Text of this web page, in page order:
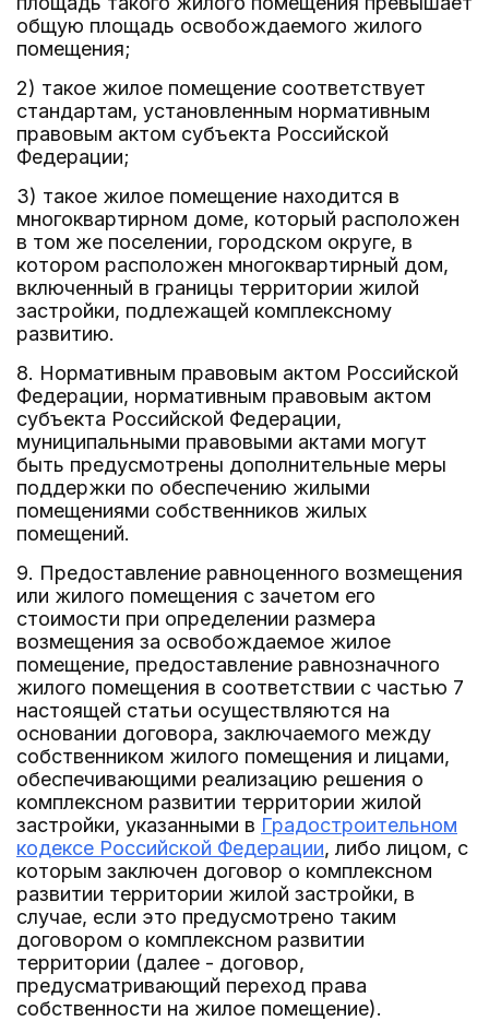
общую площадь освобождаемого жилого
помещения;
2) такое жилое помещение соответствует
стандартам, установленным нормативным
правовым актом субъекта Российской
Федерации;
3) такое жилое помещение находится в
многоквартирном доме, который расположен
в том же поселении, городском округе, в
котором расположен многоквартирный дом,
включенный в границы территории жилой
застройки, подлежащей комплексному
развитию.
8. Нормативным правовым актом Российской
Федерации, нормативным правовым актом
субъекта Российской Федерации,
муниципальными правовыми актами могут
быть предусмотрены дополнительные меры
поддержки по обеспечению жилыми
помещениями собственников жилых
помещений.
9. Предоставление равноценного возмещения
или жилого помещения с зачетом его
стоимости при определении размера
возмещения за освобождаемое жилое
помещение, предоставление равнозначного
жилого помещения в соответствии с частью 7
настоящей статьи осуществляются на
основании договора, заключаемого между
собственником жилого помещения и лицами,
обеспечивающими реализацию решения о
комплексном развитии территории жилой
застройки, указанными в Градостроительном
кодексе Российской Федерации, либо лицом, с
которым заключен договор о комплексном
развитии территории жилой застройки, в
случае, если это предусмотрено таким
договором о комплексном развитии
территории (далее - договор,
предусматривающий переход права
собственности на жилое помещение).